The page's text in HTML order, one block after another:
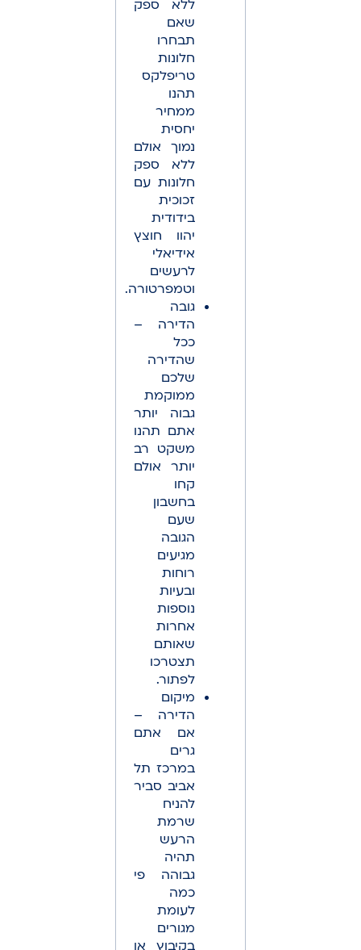
ללא ספק
שאם
תבחרו
חלונות
טריפלקס
תהנו
ממחיר
יחסית
נמוך אולם
ללא ספק
חלונות עם
זכוכית
בידודית
יהוו חוצץ
אידיאלי
לרעשים
וטמפרטורה.
גובה
הדירה –
ככל
שהדירה
שלכם
ממוקמת
גבוה יותר
אתם תהנו
משקט רב
יותר אולם
קחו
בחשבון
שעם
הגובה
מגיעים
רוחות
ובעיות
נוספות
אחרות
שאותם
תצטרכו
לפתור.
מיקום
הדירה –
אם אתם
גרים
במרכז תל
אביב סביר
להניח
שרמת
הרעש
תהיה
גבוהה פי
כמה
לעומת
מגורים
בקיבוץ או